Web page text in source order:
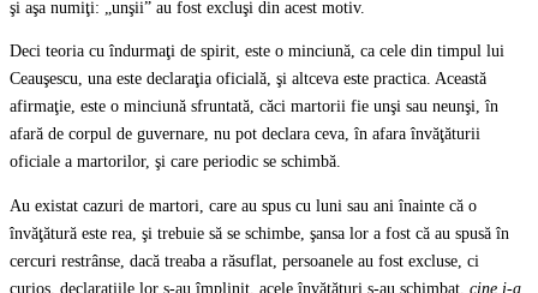
şi aşa numiţi: „unşii” au fost excluşi din acest motiv.
Deci teoria cu îndurmaţi de spirit, este o minciună, ca cele din timpul lui
Ceauşescu, una este declaraţia oficială, şi altceva este practica. Această
afirmaţie, este o minciună sfruntată, căci martorii fie unşi sau neunşi, în
afară de corpul de guvernare, nu pot declara ceva, în afara învăţăturii
oficiale a martorilor, şi care periodic se schimbă.
Au existat cazuri de martori, care au spus cu luni sau ani înainte că o
învăţătură este rea, şi trebuie să se schimbe, şansa lor a fost că au spusă în
cercuri restrânse, dacă treaba a răsuflat, persoanele au fost excluse, ci
curios, declaraţiile lor s-au împlinit, acele învăţături s-au schimbat, cine i-a